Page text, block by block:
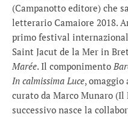
(Campanotto editore) che
letterario Camaiore 2018.
primo festival
Saint Jacut de la Mer in
Marée. Il componimento
In calmissima Luce, omaggio
curato da Marco Munaro (Il
successivo nasce la